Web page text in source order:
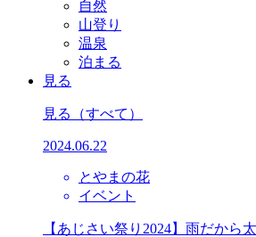
自然
山登り
温泉
泊まる
見る
見る （すべて）
2024.06.22
とやまの花
イベント
【あじさい祭り2024】雨だから